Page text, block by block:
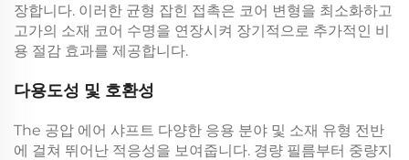
장합니다. 이러한 균형 잡힌 접촉은 코어 변형을 최소화하고
고가의 소재 코어 수명을 연장시켜 장기적으로 추가적인 비
용 절감 효과를 제공합니다.
다용도성 및 호환성
The 공압 에어 샤프트 다양한 응용 분야 및 소재 유형 전반
에 걸쳐 뛰어난 적응성을 보여줍니다. 경량 필름부터 중량지